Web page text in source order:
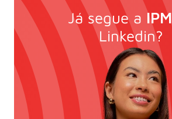
Já segue a IPM
Linkedin?